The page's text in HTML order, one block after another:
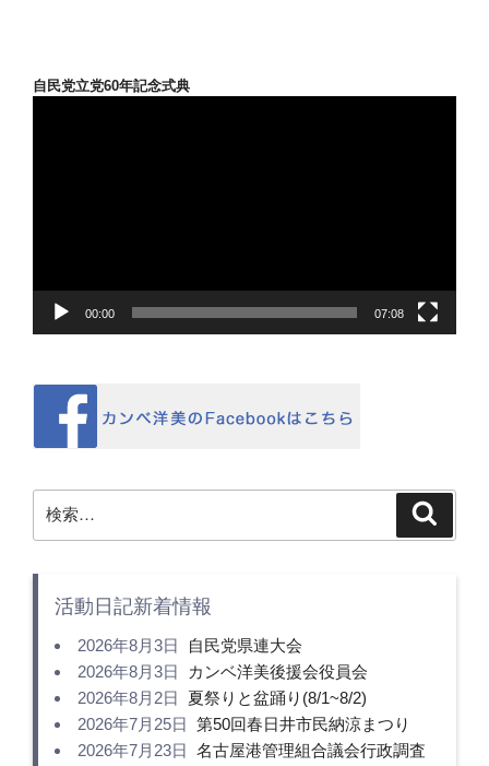
ン
自民党立党60年記念式典
00:00 07:08
検
索:
活動日記新着情報
2026年8月3日
自民党県連大会
2026年8月3日
カンベ洋美後援会役員会
2026年8月2日
夏祭りと盆踊り(8/1~8/2)
2026年7月25日 第50回春日井市民納涼まつり
2026年7月23日 名古屋港管理組合議会行政調査